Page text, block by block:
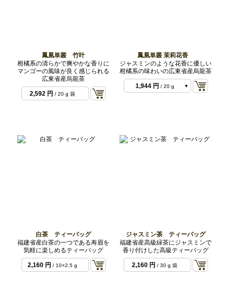
鳳凰単叢 竹叶
柑橘系の清らかで爽やかな香りに
マンゴーの風味が良く感じられる
広東省産烏龍茶
2,592 円 / 20 g 袋
鳳凰単叢 茉莉花香
ジャスミンのような花香に優しい
柑橘系の味わいの広東省産烏龍茶
1,944 円 / 20 g
2024年
白茶 ティーバッグ
福建省産白茶の一つである寿眉を
気軽に楽しめるティーバッグ
2,160 円 / 10×2.5 g
袋
ジャスミン茶 ティーバッグ
福建省産高級緑茶にジャスミンで
香り付けした高級ティーバッグ
2,160 円 / 30 g 袋